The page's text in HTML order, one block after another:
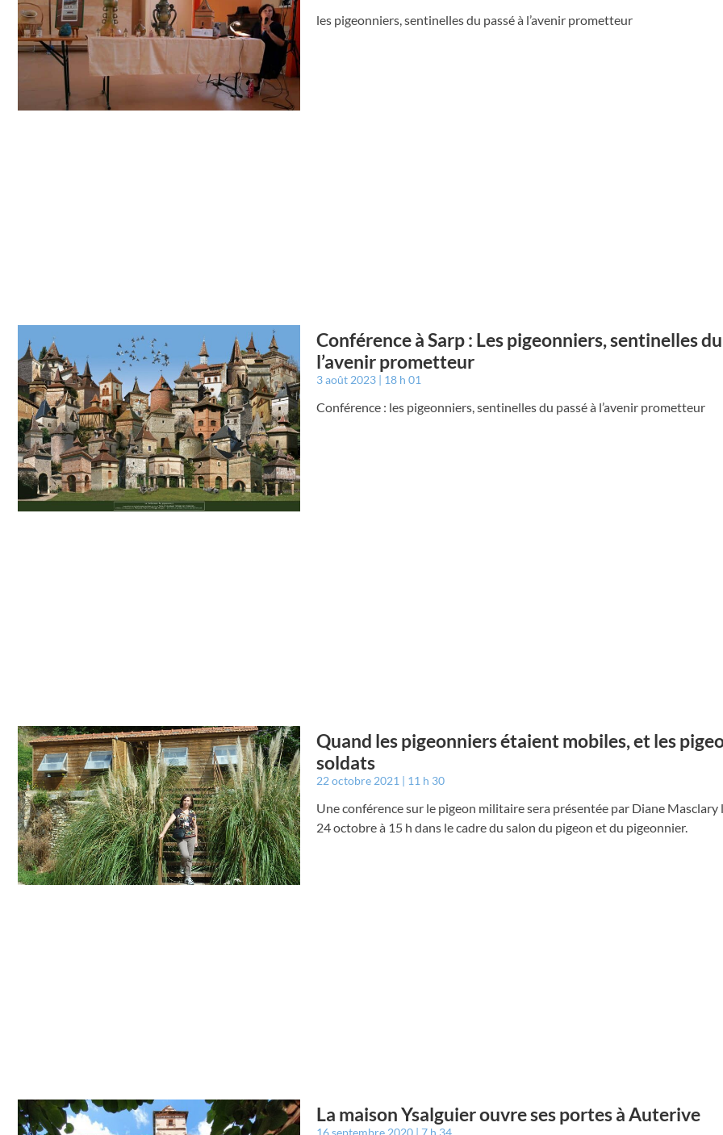
les pigeonniers, sentinelles du passé à l’avenir prometteur
Conférence à Sarp : Les pigeonniers, sentinelles
l’avenir prometteur
3 août 2023 18 h 01
Conférence : les pigeonniers, sentinelles du passé à l’avenir prometteur
Quand les pigeonniers étaient mobiles, et les
soldats
22 octobre 2021 11 h 30
Une conférence sur le pigeon militaire sera présentée par Diane Masclary
24 octobre à 15 h dans le cadre du salon du pigeon et du pigeonnier.
La maison Ysalguier ouvre ses portes à Auterive
16 septembre 2020 7 h 34